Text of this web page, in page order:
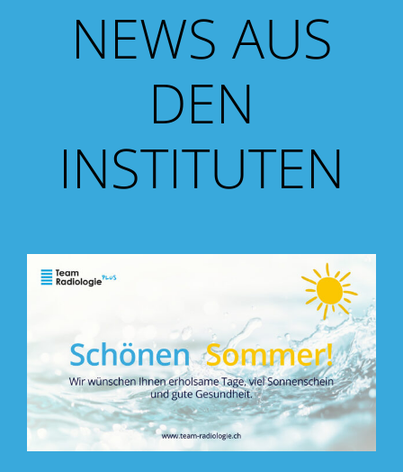
NEWS AUS
DEN
INSTITUTEN